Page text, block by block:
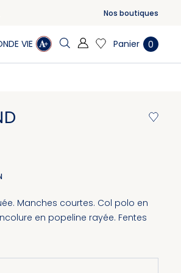
Nos boutiques
VIE Panier 0
Manches courtes. Col polo en
en popeline rayée. Fentes